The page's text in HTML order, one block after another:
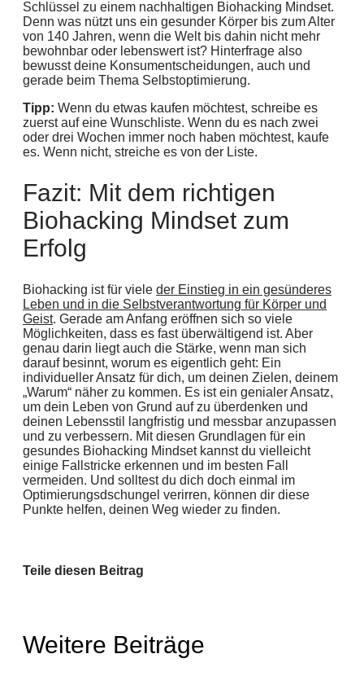
Schlüssel zu einem nachhaltigen Biohacking Mindset.
Denn was nützt uns ein gesunder Körper bis zum Alter
von 140 Jahren, wenn die Welt bis dahin nicht mehr
bewohnbar oder lebenswert ist? Hinterfrage also
bewusst deine Konsumentscheidungen, auch und
gerade beim Thema Selbstoptimierung.
Tipp: Wenn du etwas kaufen möchtest, schreibe es
zuerst auf eine Wunschliste. Wenn du es nach zwei
oder drei Wochen immer noch haben möchtest, kaufe
es. Wenn nicht, streiche es von der Liste.
Fazit: Mit dem richtigen
Biohacking Mindset zum
Erfolg
Biohacking ist für viele der Einstieg in ein gesünderes
Leben und in die Selbstverantwortung für Körper und
Geist. Gerade am Anfang eröffnen sich so viele
Möglichkeiten, dass es fast überwältigend ist. Aber
genau darin liegt auch die Stärke, wenn man sich
darauf besinnt, worum es eigentlich geht: Ein
individueller Ansatz für dich, um deinen Zielen, deinem
„Warum“ näher zu kommen. Es ist ein genialer Ansatz,
um dein Leben von Grund auf zu überdenken und
deinen Lebensstil langfristig und messbar anzupassen
und zu verbessern. Mit diesen Grundlagen für ein
gesundes Biohacking Mindset kannst du vielleicht
einige Fallstricke erkennen und im besten Fall
vermeiden. Und solltest du dich doch einmal im
Optimierungsdschungel verirren, können dir diese
Punkte helfen, deinen Weg wieder zu finden.
Teile diesen Beitrag
Weitere Beiträge